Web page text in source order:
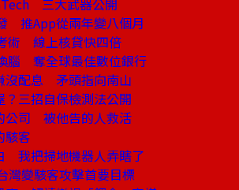
三大武器公開
推App從兩年變八個月
術 線上核貸快四倍
腦 奪全球最佳數位銀行
沒配息 矛頭指向南山
？三招自保檢測法公開
公司 被他告的人救活
駭客
我把掃地機器人弄瞎了
灣變駭客攻擊首要目標